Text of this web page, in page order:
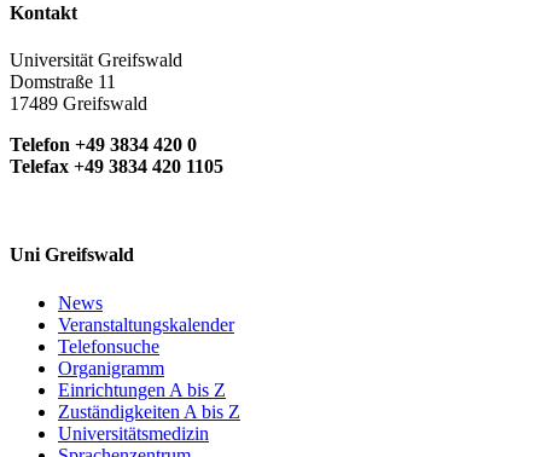
Kontakt
Universität Greifswald
Domstraße 11
17489 Greifswald
Telefon +49 3834 420 0
Telefax +49 3834 420 1105
Uni Greifswald
News
Veranstaltungskalender
Telefonsuche
Organigramm
Einrichtungen A bis Z
Zuständigkeiten A bis Z
Universitätsmedizin